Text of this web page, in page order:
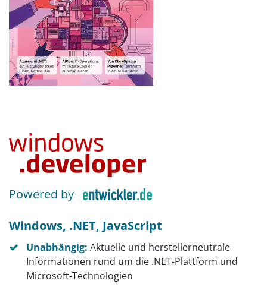
Powered by
Windows, .NET, JavaScript
Unabhängig: Aktuelle und herstellerneutrale
Informationen rund um die .NET-Plattform und
Microsoft-Technologien